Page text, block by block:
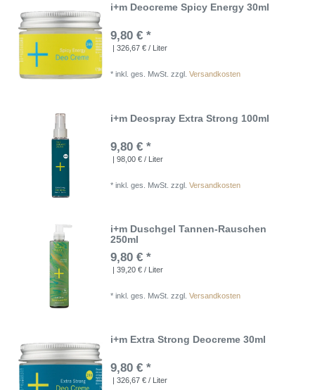
i+m Deocreme Spicy Energy 30ml
9,80 € *
| 326,67 € / Liter
*inkl. ges. MwSt. zzgl.Versandkosten
i+m Deospray Extra Strong 100ml
9,80 € *
| 98,00 € / Liter
*inkl. ges. MwSt. zzgl.Versandkosten
i+m Duschgel Tannen-Rauschen
250ml
9,80 € *
| 39,20 € / Liter
*inkl. ges. MwSt. zzgl.Versandkosten
i+m Extra Strong Deocreme 30ml
9,80 € *
| 326,67 € / Liter